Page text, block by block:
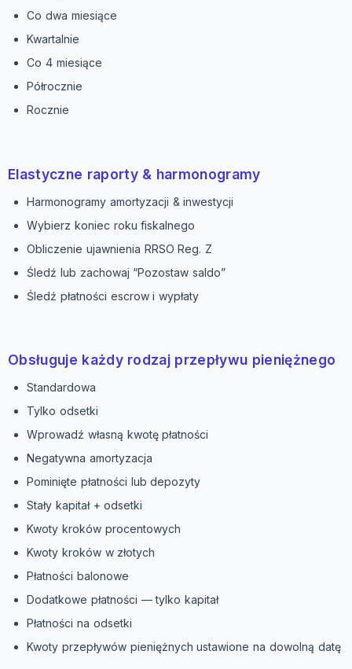
Co dwa miesiące
Kwartalnie
Co 4 miesiące
Półrocznie
Rocznie
Elastyczne raporty & harmonogramy
Harmonogramy amortyzacji & inwestycji
Wybierz koniec roku fiskalnego
Obliczenie ujawnienia RRSO Reg. Z
Śledź lub zachowaj “Pozostaw saldo”
Śledź płatności escrow i wypłaty
Obsługuje każdy rodzaj przepływu pieniężnego
Standardowa
Tylko odsetki
Wprowadź własną kwotę płatności
Negatywna amortyzacja
Pominięte płatności lub depozyty
Stały kapitał + odsetki
Kwoty kroków procentowych
Kwoty kroków w złotych
Płatności balonowe
Dodatkowe płatności — tylko kapitał
Płatności na odsetki
Kwoty przepływów pieniężnych ustawione na dowolną datę